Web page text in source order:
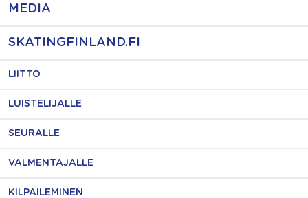
MEDIA
SKATINGFINLAND.FI
LIITTO
LUISTELIJALLE
SEURALLE
VALMENTAJALLE
KILPAILEMINEN